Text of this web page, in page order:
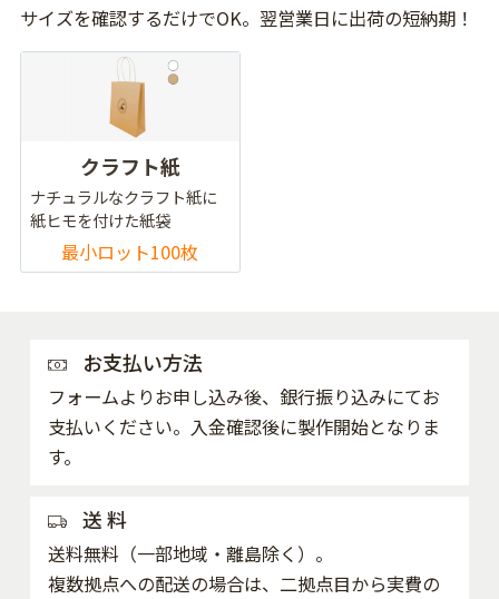
サイズを確認するだけでOK。翌営業日に出荷の短納期！
クラフト紙
ナチュラルなクラフト紙に
紙ヒモを付けた紙袋
最小ロット100枚
お支払い方法
フォームよりお申し込み後、銀行振り込みにてお
支払いください。入金確認後に製作開始となりま
す。
送 料
送料無料（一部地域・離島除く）。
複数拠点への配送の場合は、二拠点目から実費の